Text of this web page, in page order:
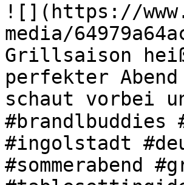
![](https://
media/
Grillsaison
perfekter
schaut vorbei
#brandlbuddies
#ingolstadt
#sommerabend